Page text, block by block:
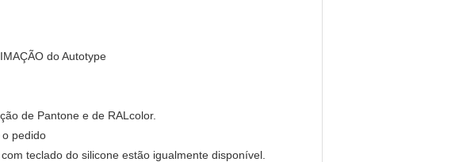
do Autotype
de Pantone e de RALcolor.
pedido
teclado do silicone estão igualmente disponível.